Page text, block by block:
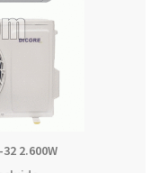
32 2.600W